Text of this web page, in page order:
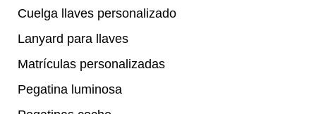
Cuelga llaves personalizado
Lanyard para llaves
Matrículas personalizadas
Pegatina luminosa